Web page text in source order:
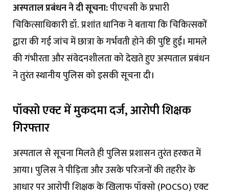
अस्पताल प्रबंधन ने दी सूचना:पीएचसी के प्रभारी
चिकित्साधिकारी डॉ. प्रशांत धानिक ने बताया कि चिकित्सकों
द्वारा की गई जांच में छात्रा के गर्भवती होने की पुष्टि हुई। मामले
की गंभीरता और संवेदनशीलता को देखते हुए अस्पताल प्रबंधन
ने तुरंत स्थानीय पुलिस को इसकी सूचना दी।
पॉक्सो एक्ट में मुकदमा दर्ज, आरोपी शिक्षक
गिरफ्तार
अस्पताल से सूचना मिलते ही पुलिस प्रशासन तुरंत हरकत में
आया। पुलिस ने पीड़िता और उसके परिजनों की तहरीर के
आधार पर आरोपी शिक्षक के खिलाफ पॉक्सो (POCSO) एक्ट